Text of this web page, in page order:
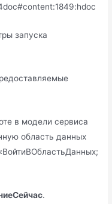
запуска
в модели сервиса
область данных
.